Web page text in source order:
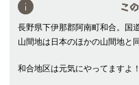
こ
長野県下伊那郡阿南町和合。国
山間地は日本のほかの山間地と
和合地区は元気にやってますよ